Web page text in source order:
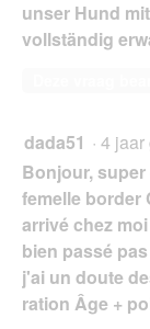
unser Hund
vollständig
dada51 · 4 jaar
Bonjour,
femelle border
arrivé chez
bien passé
j'ai un doute
ration Âge +